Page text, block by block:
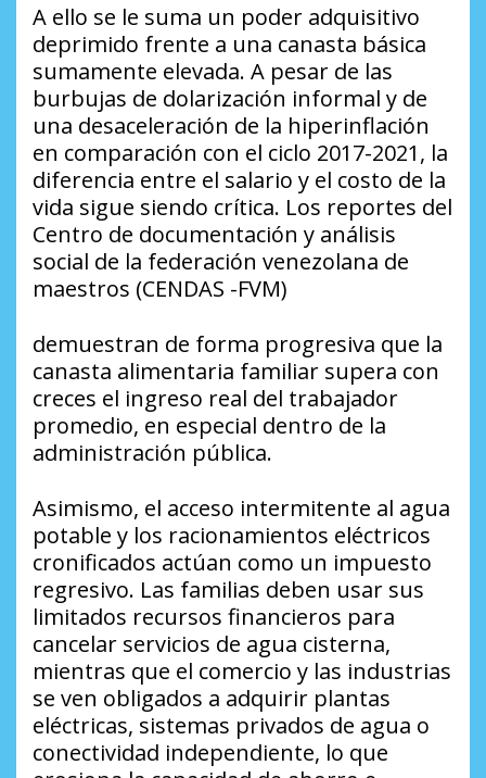
​A ello se le suma un poder adquisitivo
deprimido frente a una canasta básica
sumamente elevada. A pesar de las
burbujas de dolarización informal y de
una desaceleración de la hiperinflación
en comparación con el ciclo 2017-2021, la
diferencia entre el salario y el costo de la
vida sigue siendo crítica. Los reportes del
Centro de documentación y análisis
social de la federación venezolana de
maestros (CENDAS -FVM)
demuestran de forma progresiva que la
canasta alimentaria familiar supera con
creces el ingreso real del trabajador
promedio, en especial dentro de la
administración pública.
​Asimismo, el acceso intermitente al agua
potable y los racionamientos eléctricos
cronificados actúan como un impuesto
regresivo. Las familias deben usar sus
limitados recursos financieros para
cancelar servicios de agua cisterna,
mientras que el comercio y las industrias
se ven obligados a adquirir plantas
eléctricas, sistemas privados de agua o
conectividad independiente, lo que